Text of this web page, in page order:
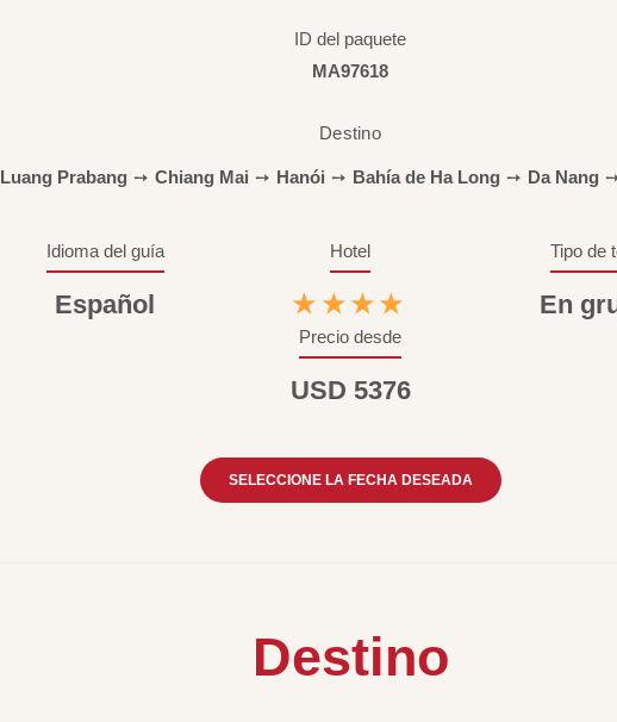
ID del paquete
MA97618
Destino
Luang Prabang ➙ Chiang Mai ➙ Hanói ➙ Bahía de Ha Long ➙ Da Nang
Idioma del guía
Español
Hotel
★★★★
Tipo de
En
Precio desde
USD 5376
SELECCIONE LA FECHA DESEADA
Destino